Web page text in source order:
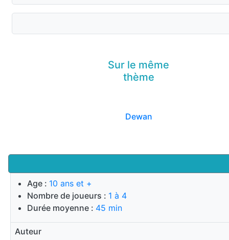
Age : 10 ans et +
Nombre de joueurs : 1 à 4
Durée moyenne : 45 min
Auteur
Sur le même
thème
Dewan